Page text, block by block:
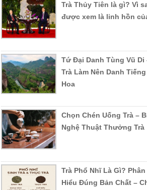
Trà Thủy Tiên là gì? Vì
được xem là linh hồn
Tứ Đại Danh Tùng Vũ Di
Trà Làm Nên Danh
Hoa
Chọn Chén Uống Trà –
Nghệ Thuật Thưởng Trà
Trà Phổ Nhĩ Là Gì?
Hiểu Đúng Bản Chất –